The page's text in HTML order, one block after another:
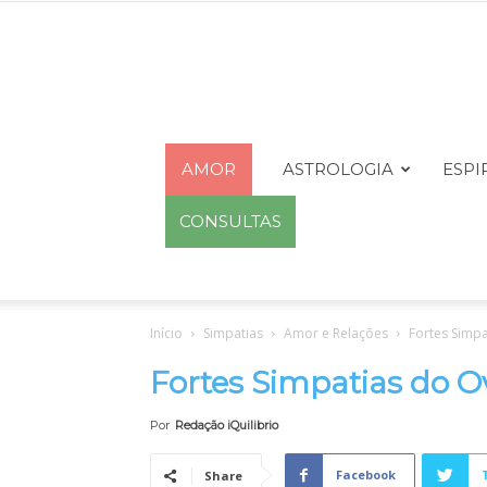
AMOR ASTROLOGIA
CONSULTAS
Início Simpatias Amor e Relações Fortes
Fortes Simpatias do
Por Redação iQuilibrio
Share Facebook